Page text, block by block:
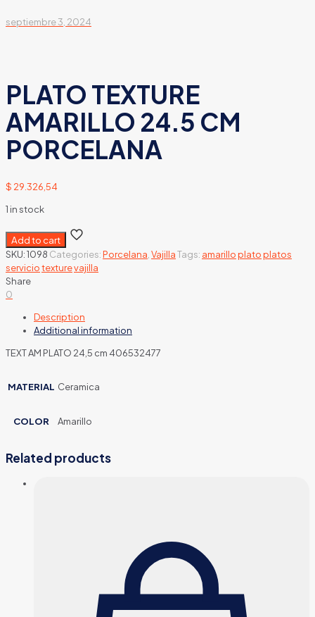
septiembre 3, 2024
PLATO TEXTURE
AMARILLO 24.5 CM
PORCELANA
$ 29.326,54
1 in stock
Add to cart
SKU:1098 Categories:Porcelana VajillaTags: amarilloplatoplatos
serviciotexturevajilla
Share
0
Description
Additional information
TEXT AM PLATO 24,5 cm 406532477
MATERIAL Ceramica
COLOR Amarillo
Related products